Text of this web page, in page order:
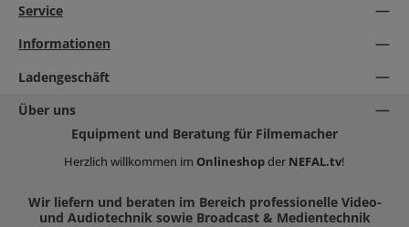
Service
Informationen
Ladengeschäft
Über uns
Equipment und Beratung für Filmemacher
Herzlich willkommen im Onlineshopder NEFAL.tv!
Wir liefern und beraten im Bereich professionelle Video-
und Audiotechnik sowie Broadcast & Medientechnik